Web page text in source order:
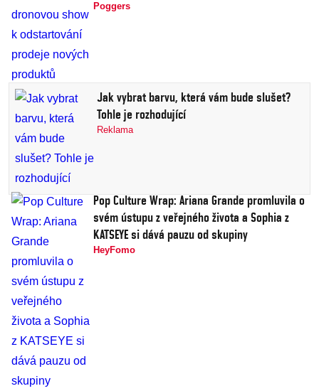
Poggers
Jak vybrat barvu, která vám bude slušet?
Tohle je rozhodující
Reklama
Pop Culture Wrap: Ariana Grande promluvila o
svém ústupu z veřejného života a Sophia z
KATSEYE si dává pauzu od skupiny
HeyFomo